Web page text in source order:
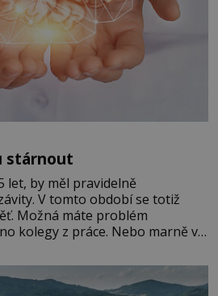
stárnout
let, by měl pravidelně
V tomto období se totiž
Možná máte problém
kolegy z práce. Nebo marně v
jako kdyby se paměť